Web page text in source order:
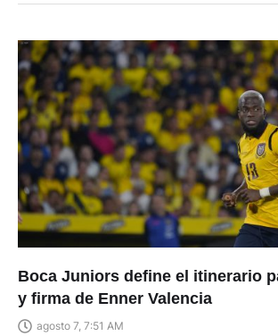
Boca Juniors define el itinerario
y firma de Enner Valencia
agosto 7, 7:51 AM